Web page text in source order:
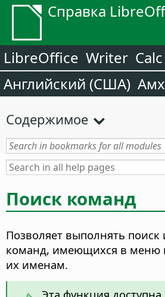
Справка
LibreOffice Writer Calc
Английский (США)
Содержимое
Поиск команд
Позволяет выполнять поиск
команд, имеющихся в меню
их именам.